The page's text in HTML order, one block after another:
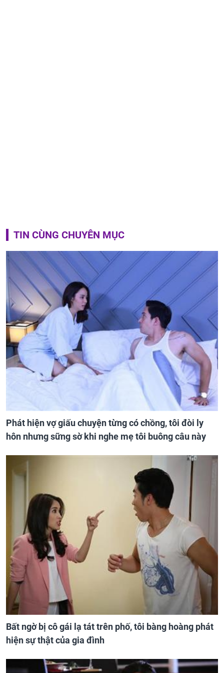
TIN CÙNG CHUYÊN MỤC
Phát hiện vợ giấu chuyện từng có chồng, tôi đòi ly
hôn nhưng sững sờ khi nghe mẹ tôi buông câu này
Bất ngờ bị cô gái lạ tát trên phố, tôi bàng hoàng phát
hiện sự thật của gia đình